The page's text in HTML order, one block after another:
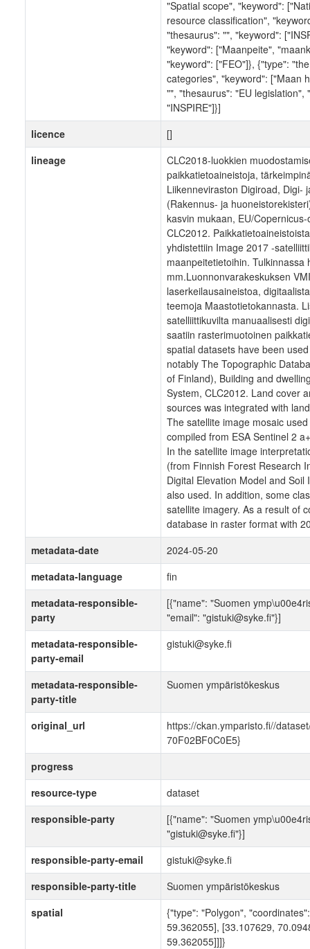
"Spatial scope", "keyword":
resource classification",
"thesaurus": "", "keyword":
"keyword": ["Maanpeite",
"keyword": ["FEO"]}, {"type":
categories", "keyword": ["Maan
"", "thesaurus": "EU
"INSPIRE"]}]
licence
[]
lineage
CLC2018-luokkien
paikkatietoaineistoja,
Liikenneviraston Digiroad, Digi-
(Rakennus- ja
kasvin mukaan, EU/
CLC2012.
yhdistettiin Image 2017 -
maanpeitetietoihin. Tulkinnassa
mm.Luonnonvarakeskuksen
laserkeilausaineistoa,
teemoja Maastotietokannasta.
satelliittikuvilta manuaalisesti
saatiin rasterimuotoinen
spatial datasets have been
notably The Topographic
of Finland), Building and
System, CLC2012. Land cover
sources was integrated with
The satellite image mosaic
compiled from ESA Sentinel 2
In the satellite image
(from Finnish Forest Research
Digital Elevation Model and
also used. In addition, some
satellite imagery. As a result of
database in raster format with
metadata-date
2024-05-20
metadata-language
fin
metadata-responsible-
party
[{"name": "Suomen
"email": "gistuki@syke.fi"}]
metadata-responsible-
party-email
gistuki@syke.fi
metadata-responsible-
party-title
Suomen ympäristökeskus
original_url
https://ckan.ymparisto.fi//
70F02BF0C0E5}
progress
resource-type
dataset
responsible-party
[{"name": "Suomen
"gistuki@syke.fi"}]
responsible-party-email
gistuki@syke.fi
responsible-party-title
Suomen ympäristökeskus
spatial
{"type": "Polygon",
59.362055], [33.107629,
59.362055]]]}